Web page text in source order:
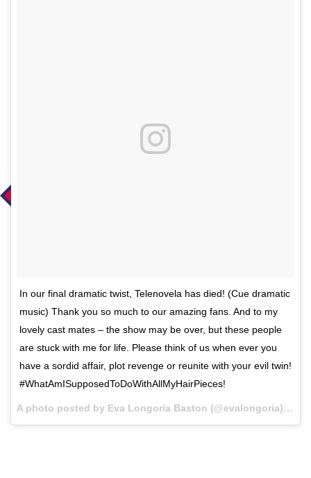
In our final dramatic twist, Telenovela has died! (Cue dramatic
music) Thank you so much to our amazing fans. And to my
lovely cast mates – the show may be over, but these people
are stuck with me for life. Please think of us when ever you
have a sordid affair, plot revenge or reunite with your evil twin!
#WhatAmISupposedToDoWithAllMyHairPieces!
A photo posted by Eva Longoria Baston (@evalongoria) on